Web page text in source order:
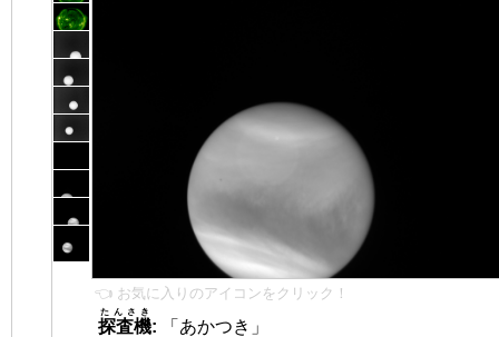
👈 お気に入りのアイコンをクリック！
探査機
たんさき
:
「あかつき」